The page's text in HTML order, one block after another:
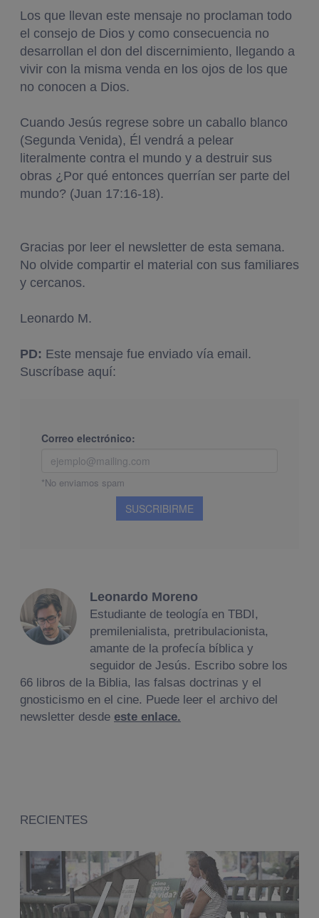
Los que llevan este mensaje no proclaman todo
el consejo de Dios y como consecuencia no
desarrollan el don del discernimiento, llegando a
vivir con la misma venda en los ojos de los que
no conocen a Dios.
Cuando Jesús regrese sobre un caballo blanco
(Segunda Venida), Él vendrá a pelear
literalmente contra el mundo y a destruir sus
obras ¿Por qué entonces querrían ser parte del
mundo? (Juan 17:16-18).
Gracias por leer el newsletter de esta semana.
No olvide compartir el material con sus familiares
y cercanos.
Leonardo M.
PD: Este mensaje fue enviado vía email.
Suscríbase aquí:
Leonardo Moreno
Estudiante de teología en TBDI,
premilenialista, pretribulacionista,
amante de la profecía bíblica y
seguidor de Jesús. Escribo sobre los
66 libros de la Biblia, las falsas doctrinas y el
gnosticismo en el cine. Puede leer el archivo del
newsletter desde este enlace.
RECIENTES